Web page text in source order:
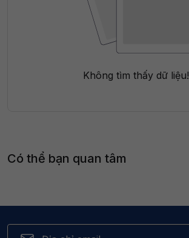
Không tìm thấy dữ liệu!
Có thể bạn quan tâm